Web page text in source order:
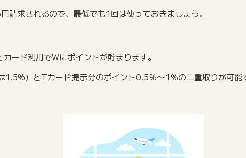
求されるので、最低でも1回は使っておきましょう。
ード利用でWにポイントが貯まります。
1.5%）とTカード提示分のポイント0.5％〜1％の二重取りが可能